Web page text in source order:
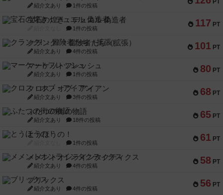
紹介文あり 1件の投稿
117 PT
宝石の煌き：デュエル 偽造者
1件の投稿
101 PT
クランク! ：冒険者たち（拡張）
紹介文あり 4件の投稿
80 PT
マーケットフレッシュ
紹介文あり 1件の投稿
68 PT
クロス・オブ・アイアン
紹介文あり 3件の投稿
65 PT
ふたつの街の物語
紹介文あり 18件の投稿
61 PT
とうほうの！
1件の投稿
58 PT
メメントオンラインタクティクス
紹介文あり 4件の投稿
56 PT
ブリックス
紹介文あり 4件の投稿